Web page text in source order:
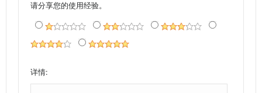
请分享您的使用经验。
详情: